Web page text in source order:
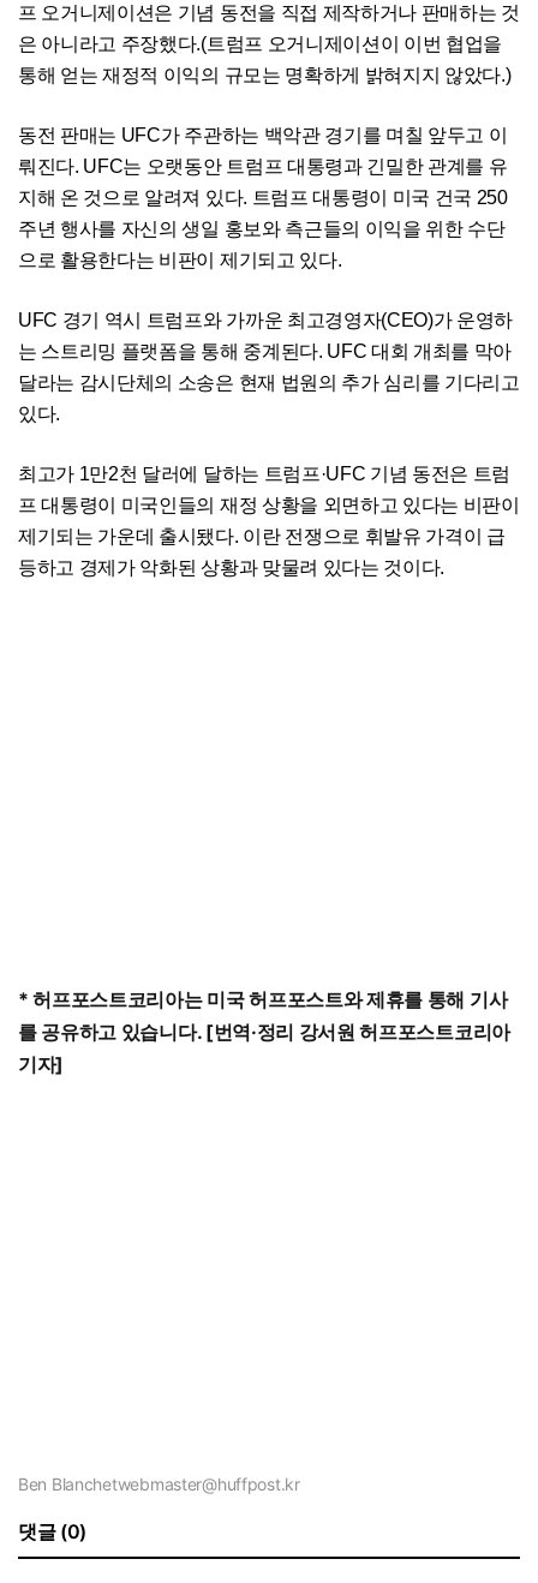
프 오거니제이션은 기념 동전을 직접 제작하거나 판매하는 것
은 아니라고 주장했다.(트럼프 오거니제이션이 이번 협업을
통해 얻는 재정적 이익의 규모는 명확하게 밝혀지지 않았다.)
동전 판매는 UFC가 주관하는 백악관 경기를 며칠 앞두고 이
뤄진다. UFC는 오랫동안 트럼프 대통령과 긴밀한 관계를 유
지해 온 것으로 알려져 있다. 트럼프 대통령이 미국 건국 250
주년 행사를 자신의 생일 홍보와 측근들의 이익을 위한 수단
으로 활용한다는 비판이 제기되고 있다.
UFC 경기 역시 트럼프와 가까운 최고경영자(CEO)가 운영하
는 스트리밍 플랫폼을 통해 중계된다. UFC 대회 개최를 막아
달라는 감시단체의 소송은 현재 법원의 추가 심리를 기다리고
있다.
최고가 1만2천 달러에 달하는 트럼프·UFC 기념 동전은 트럼
프 대통령이 미국인들의 재정 상황을 외면하고 있다는 비판이
제기되는 가운데 출시됐다. 이란 전쟁으로 휘발유 가격이 급
등하고 경제가 악화된 상황과 맞물려 있다는 것이다.
*허프포스트코리아는 미국허프포스트와제휴를 통해 기사
를 공유하고 있습니다. [번역·정리 강서원 허프포스트코리아
기자]
Ben Blanchetwebmaster@huffpost.kr
댓글 (0)